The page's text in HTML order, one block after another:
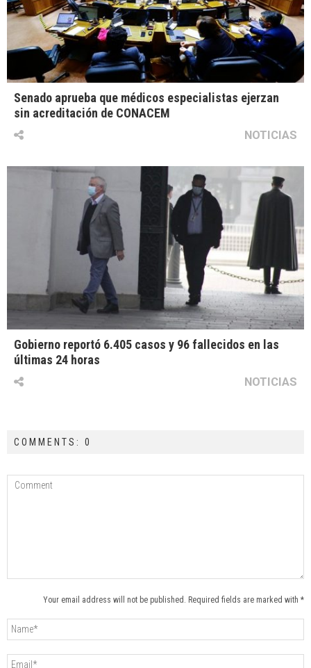
Senado aprueba que médicos especialistas ejerzan
sin acreditación de CONACEM
NOTICIAS
Gobierno reportó 6.405 casos y 96 fallecidos en las
últimas 24 horas
NOTICIAS
COMMENTS: 0
Your email address will not be published. Required fields are marked with *